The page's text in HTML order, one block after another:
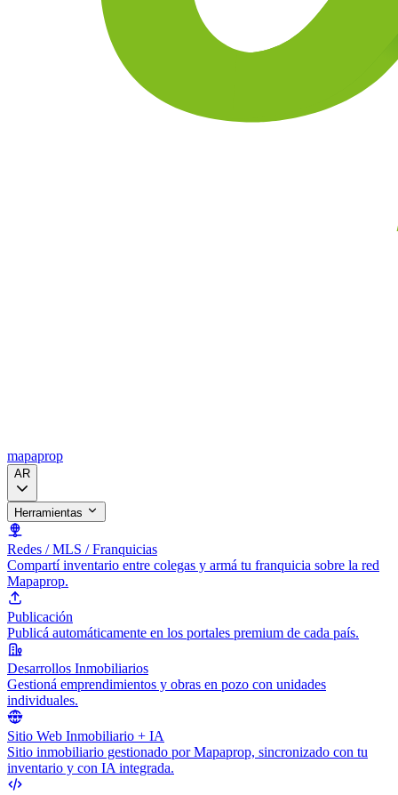
mapaprop
AR
Herramientas
Redes / MLS / Franquicias
Compartí inventario entre colegas y armá tu franquicia sobre la red
Mapaprop.
Publicación
Publicá automáticamente en los portales premium de cada país.
Desarrollos Inmobiliarios
Gestioná emprendimientos y obras en pozo con unidades
individuales.
Sitio Web Inmobiliario + IA
Sitio inmobiliario gestionado por Mapaprop, sincronizado con tu
inventario y con IA integrada.